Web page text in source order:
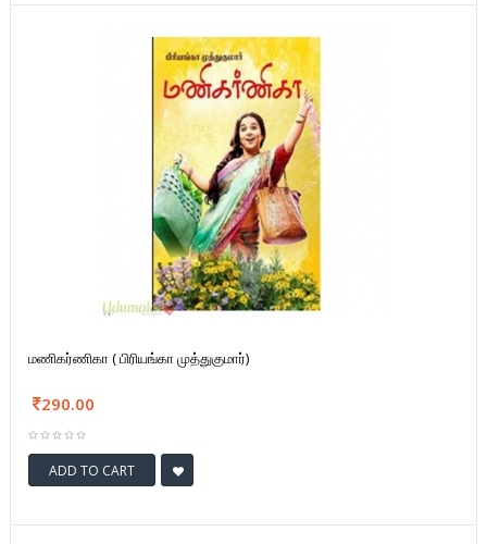
மணிகர்ணிகா ( பிரியங்கா முத்துகுமார்)
290.00
ADD TO CART